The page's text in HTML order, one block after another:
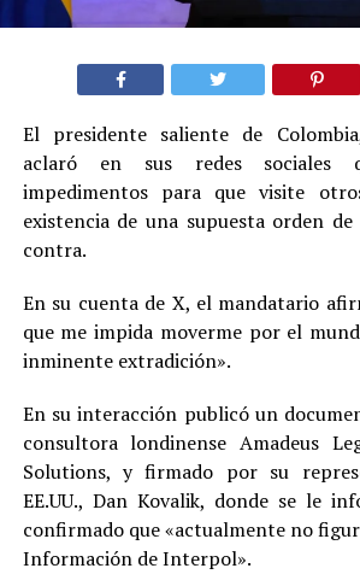
El presidente saliente de
aclaró en sus redes sociales
impedimentos para que visite
existencia de una supuesta orden
contra.
En su cuenta de X, el mandatario
que me impida moverme por el
inminente extradición».
En su interacción publicó un
consultora londinense Amadeus
Solutions, y firmado por su
EE.UU., Dan Kovalik, donde se le
confirmado que «actualmente no
Información de Interpol».